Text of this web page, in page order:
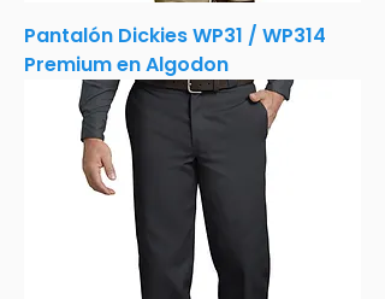
Pantalón Dickies WP31 / WP314
Premium en Algodon